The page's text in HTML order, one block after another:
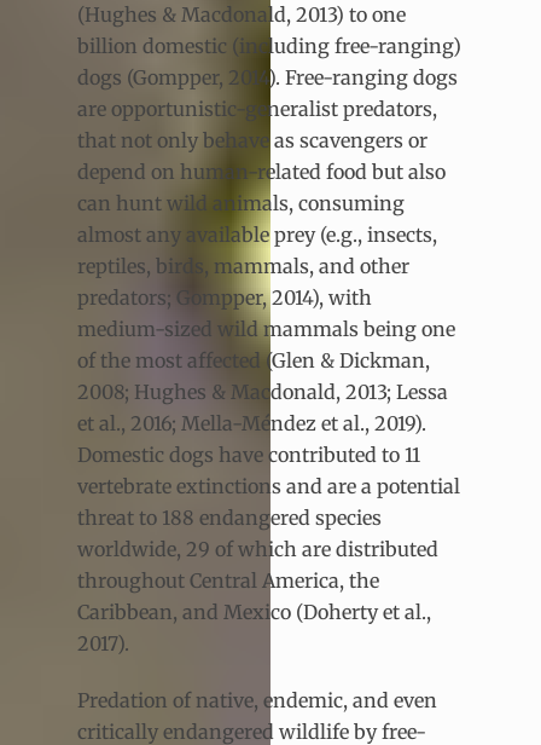
(Hughes & Macdonald, 2013) to one
billion domestic (including free-ranging)
dogs (Gompper, 2014). Free-ranging dogs
are opportunistic-generalist predators,
that not only behave as scavengers or
depend on human-related food but also
can hunt wild animals, consuming
almost any available prey (e.g., insects,
reptiles, birds, mammals, and other
predators; Gompper, 2014), with
medium-sized wild mammals being one
of the most affected (Glen & Dickman,
2008; Hughes & Macdonald, 2013; Lessa
et al., 2016; Mella-Méndez et al., 2019).
Domestic dogs have contributed to 11
vertebrate extinctions and are a potential
threat to 188 endangered species
worldwide, 29 of which are distributed
throughout Central America, the
Caribbean, and Mexico (Doherty et al.,
2017).
Predation of native, endemic, and even
critically endangered wildlife by free-